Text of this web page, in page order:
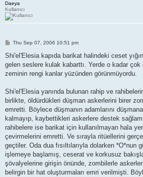
Daeya
Kullanıcı
P
s
Thu Sep 07, 2006 10:51 pm
Shi'el'Elesia kapıda barikat halindeki ceset
gelen seslere kulak kabarttı. Yerde o kadar çok
zeminin rengi kanlar yüzünden görünmüyordu.
Shi'el'Elesia yanında bulunan rahip ve
birlikte, öldürdükleri düşman askerlerini birer
emretti. Böylece düşmanın adamlarını
kalmayıp, kaybettikleri askerlere destek
rahibelere ise barikat için kullanılmayan hala
çevirmelerini emretti. Ve sırayla ritüellerini
geçtiler. Oda dua fısıltılarıyla dolarken *O*nun
işlemeye başlamış, ceserat ve korkusuz
şövalyelerine girişin önünde, zombilerle
belirgin bir hat oluşturmaları emri verilmişti.